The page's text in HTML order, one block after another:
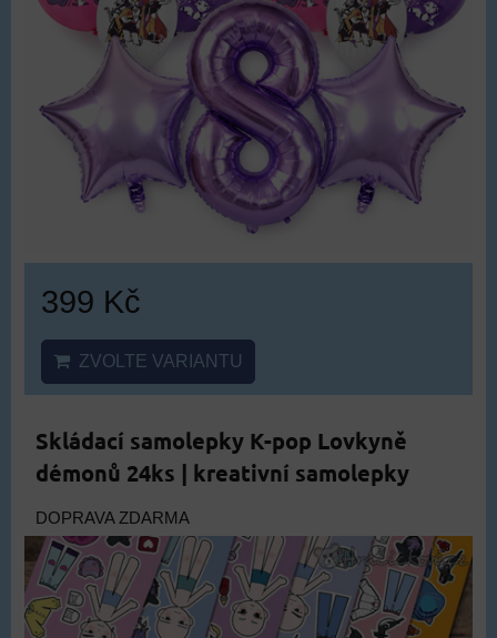
399 Kč
ZVOLTE VARIANTU
Skládací samolepky K-pop Lovkyně
démonů 24ks | kreativní samolepky
DOPRAVA ZDARMA